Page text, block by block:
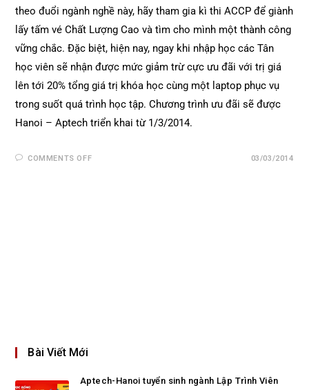
theo đuổi ngành nghề này, hãy tham gia kì thi ACCP để giành
lấy tấm vé Chất Lượng Cao và tìm cho mình một thành công
vững chắc. Đặc biệt, hiện nay, ngay khi nhập học các Tân
học viên sẽ nhận được mức giảm trừ cực ưu đãi với trị giá
lên tới 20% tổng giá trị khóa học cùng một laptop phục vụ
trong suốt quá trình học tập. Chương trình ưu đãi sẽ được
Hanoi – Aptech triển khai từ 1/3/2014.
COMMENTS OFF 03/03/2014
Bài Viết Mới
Aptech-Hanoi tuyển sinh ngành Lập Trình Viên